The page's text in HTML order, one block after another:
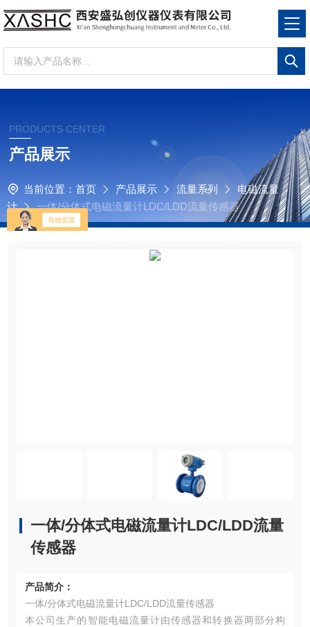
PRODUCTS CENTER
产品展示
当前位置： 首页 产品展示 流量系列
电磁流量
计
一体/分体式电磁流量计LDC/LDD流量传感器
一体/分体式电磁流量计LDC/LDD流量
传感器
产品简介：
一体/分体式电磁流量计LDC/LDD流量传感器
本公司生产的智能电磁流量计由传感器和转换器两部分构